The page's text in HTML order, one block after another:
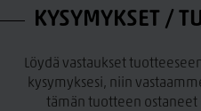
KYSYMYKSET /
Löydä vastaukset
kysymyksesi, niin
tämän tuotteen